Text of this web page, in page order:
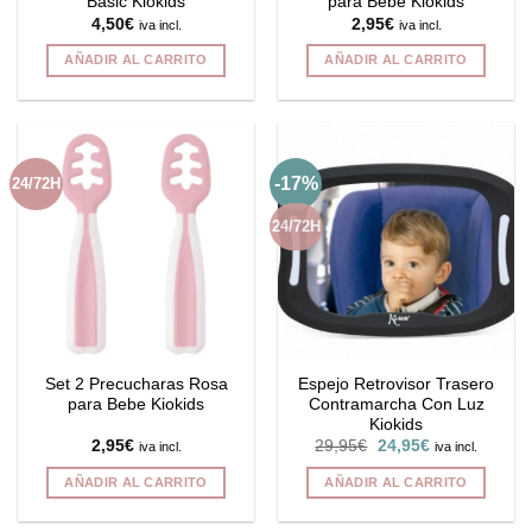
4,50€ iva incl.
AÑADIR AL CARRITO
2,95€ iva incl.
AÑADIR AL CARRITO
24/72H
Set 2 Precucharas Rosa
para Bebe Kiokids
2,95€ iva incl.
AÑADIR AL CARRITO
-17%
24/72H
Espejo Retrovisor Trasero
Contramarcha Con Luz
Kiokids
29,95€ El
original
era:
24,95€El
actual
es:
iva incl.
AÑADIR AL CARRITO